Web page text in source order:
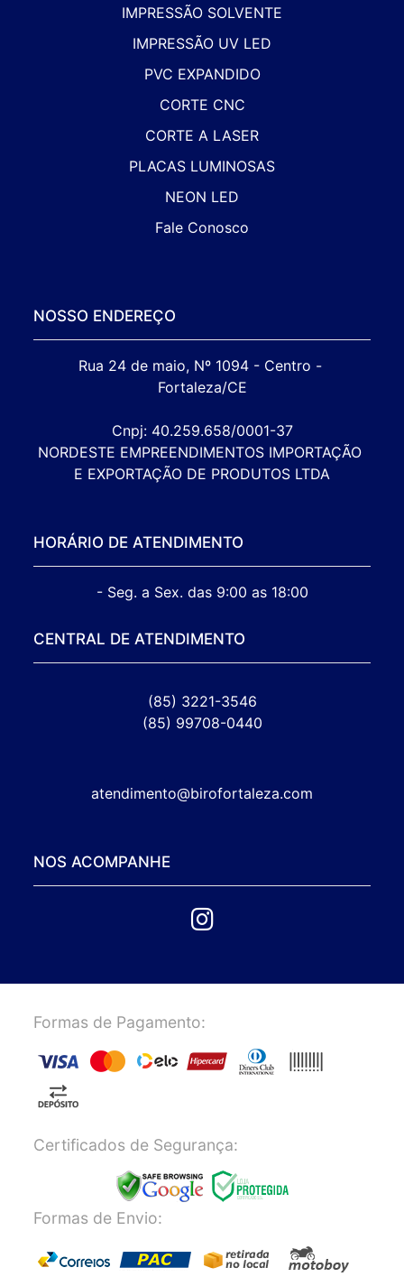
IMPRESSÃO SOLVENTE
IMPRESSÃO UV LED
PVC EXPANDIDO
CORTE CNC
CORTE A LASER
PLACAS LUMINOSAS
NEON LED
Fale Conosco
NOSSO ENDEREÇO
Rua 24 de maio, Nº 1094 - Centro -
Fortaleza/CE
Cnpj: 40.259.658/0001-37
NORDESTE EMPREENDIMENTOS IMPORTAÇÃO
E EXPORTAÇÃO DE PRODUTOS LTDA
HORÁRIO DE ATENDIMENTO
- Seg. a Sex. das 9:00 as 18:00
CENTRAL DE ATENDIMENTO
(85) 3221-3546
(85) 99708-0440
atendimento@birofortaleza.com
NOS ACOMPANHE
Formas de Pagamento:
Certificados de Segurança:
Formas de Envio: